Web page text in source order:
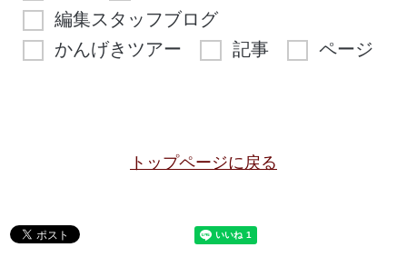
編集スタッフブログ
かんげきツアー
記事 ページ
トップページに戻る